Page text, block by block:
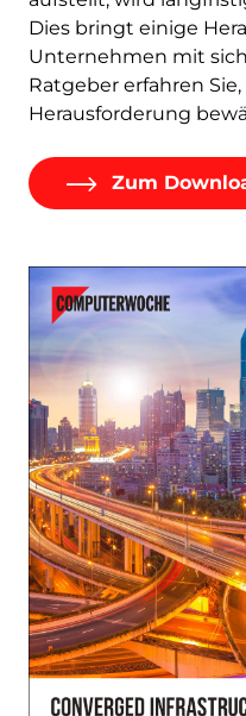
Dies bringt einige
Unternehmen mit
Ratgeber erfahren Sie,
Herausforderung
Zum